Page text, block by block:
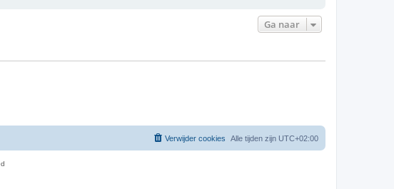
Ga naar
Alle tijden zijn UTC+02:00
Verwijder cookies